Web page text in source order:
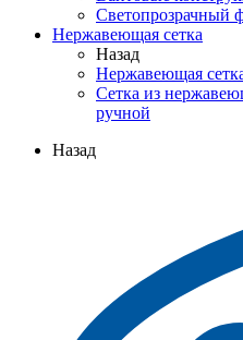
Светопрозрачный
Нержавеющая сетка
Назад
Нержавеющая
Сетка из
ручной
Назад